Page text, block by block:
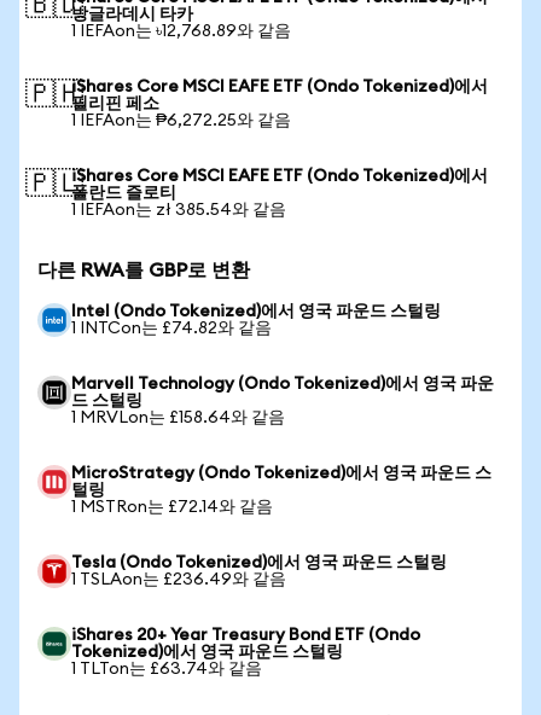
🇧🇩방글라데시 타카
1 IEFAon는 ৳12,768.89와 같음
🇵🇭iShares Core MSCI EAFE ETF (Ondo Tokenized)에서
필리핀 페소
1 IEFAon는 ₱6,272.25와 같음
🇵🇱iShares Core MSCI EAFE ETF (Ondo Tokenized)에서
폴란드 즐로티
1 IEFAon는 zł 385.54와 같음
다른 RWA를 GBP로 변환
Intel (Ondo Tokenized)에서 영국 파운드 스털링
1 INTCon는 £74.82와 같음
Marvell Technology (Ondo Tokenized)에서 영국 파운
드 스털링
1 MRVLon는 £158.64와 같음
MicroStrategy (Ondo Tokenized)에서 영국 파운드 스
털링
1 MSTRon는 £72.14와 같음
Tesla (Ondo Tokenized)에서 영국 파운드 스털링
1 TSLAon는 £236.49와 같음
iShares 20+ Year Treasury Bond ETF (Ondo
Tokenized)에서 영국 파운드 스털링
1 TLTon는 £63.74와 같음